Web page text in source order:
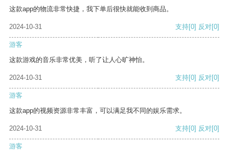
这款app的物流非常快捷，我下单后很快就能收到商品。
2024-10-31 支持[0] 反对[0]
游客
这款游戏的音乐非常优美，听了让人心旷神怡。
2024-10-31 支持[0] 反对[0]
游客
这款app的视频资源非常丰富，可以满足我不同的娱乐需求。
2024-10-31 支持[0] 反对[0]
游客